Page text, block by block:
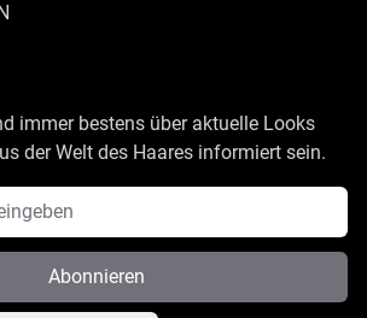
immer bestens über aktuelle Looks
der Welt des Haares informiert sein.
Abonnieren